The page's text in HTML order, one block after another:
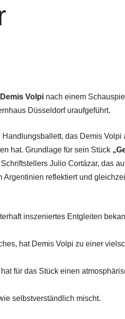
Demis Volpi nach einem
Düsseldorf uraufgeführt.
Handlungsballett, das Demis
hat. Grundlage für sein Stück
Julio Cortázar, das
Argentinien reflektiert und
inszeniertes Entgleiten
hat Demis Volpi zu einer
für das Stück einen
selbstverständlich mischt.